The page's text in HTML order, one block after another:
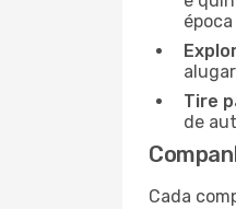
Tire
de
Cada